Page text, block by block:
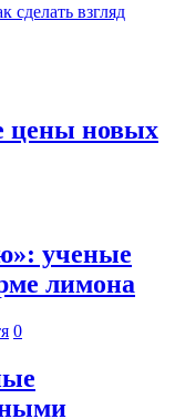
сделать взгляд
цены новых
ученые
лимона
0